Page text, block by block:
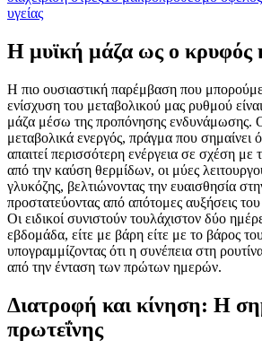
υγείας
Η μυϊκή μάζα ως ο κρυφός
Η πιο ουσιαστική παρέμβαση που
ενίσχυση του μεταβολικού μας ρυθμού
μάζα μέσω της προπόνησης ενδυνάμωσης. Ο
μεταβολικά ενεργός, πράγμα που σημαίνει
απαιτεί περισσότερη ενέργεια σε σχέση
από την καύση θερμίδων, οι μύες
γλυκόζης, βελτιώνοντας την ευαισθησία
προστατεύοντας από απότομες αυξήσεις
Οι ειδικοί συνιστούν τουλάχιστον δύο
εβδομάδα, είτε με βάρη είτε με το βάρος
υπογραμμίζοντας ότι η συνέπεια στη
από την ένταση των πρώτων ημερών.
Διατροφή και κίνηση: Η
πρωτεΐνης